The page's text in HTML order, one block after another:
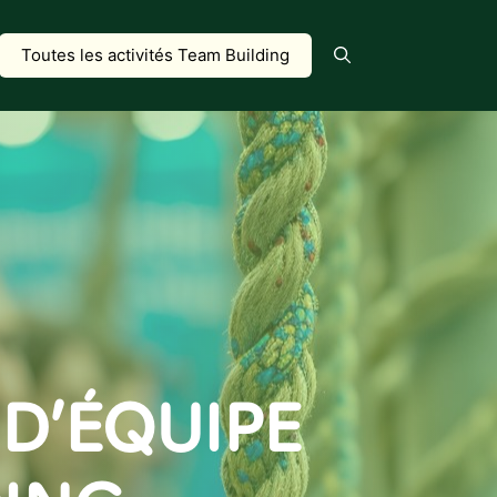
Toutes les activités Team Building